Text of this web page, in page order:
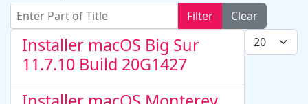
Enter Part of Title Filter
Clear
Display #
Installer macOS Big Sur
11.7.10 Build 20G1427